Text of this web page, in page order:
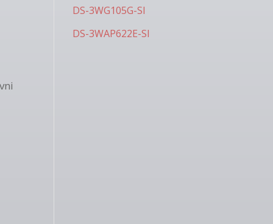
DS-3WG105G-SI
DS-3WAP622E-SI